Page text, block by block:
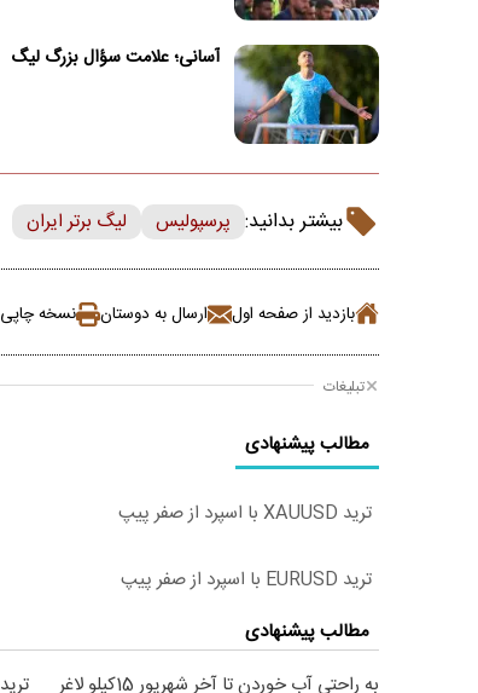
آسانی؛ علامت سؤال بزرگ لیگ
بیشتر بدانید: پرسپولیس لیگ برتر ایران
بازدید از صفحه اول ارسال به دوستان نسخه چاپی
تبلیغات
مطالب پیشنهادی
ترید XAUUSD با اسپرد از صفر پیپ
ترید EURUSD با اسپرد از صفر پیپ
مطالب پیشنهادی
به راحتی آب خوردن تا آخر شهریور 15کیلو لاغر
ترید EURUSD با اسپرد از صفر پیپ